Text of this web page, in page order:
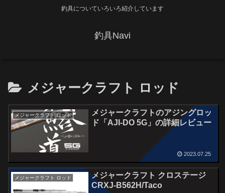
釣具についていろいろ紹介しています
釣具Navi
メジャークラフト ロッド
メジャークラフト ロッド
メジャークラフトのアジングロッ
ド「AJI-DO 5G」の詳細レビュー
2023.07.25
メジャークラフト ロッド
メジャークラフト クロステージ
CRXJ-B562H/Taco